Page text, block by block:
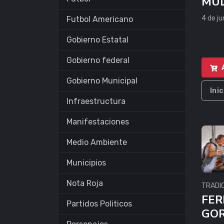
Futbol Americano
Gobierno Estatal
Gobierno federal
Gobierno Municipal
Infraestructura
Manifestaciones
Medio Ambiente
Municipios
Nota Roja
Partidos Politicos
4 de